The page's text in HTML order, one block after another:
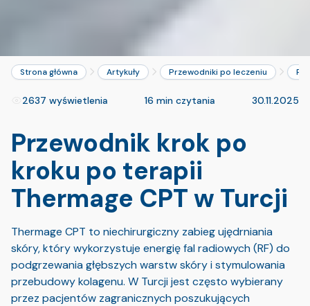
Strona główna Artykuły Przewodniki po leczeniu
2637 wyświetlenia 16 min czytania 30.11.2025
Przewodnik krok po
kroku po terapii
Thermage CPT w Turcji
Thermage CPT to niechirurgiczny zabieg ujędrniania
skóry, który wykorzystuje energię fal radiowych (RF) do
podgrzewania głębszych warstw skóry i stymulowania
przebudowy kolagenu. W Turcji jest często wybierany
przez pacjentów zagranicznych poszukujących